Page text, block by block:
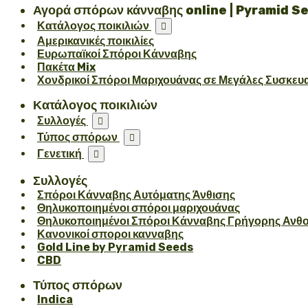
Αγορά σπόρων κάνναβης online | Pyramid
Κατάλογος ποικιλιών 
Αμερικανικές ποικιλίες
Ευρωπαϊκοί Σπόροι Κάνναβης
Πακέτα Mix
Χονδρικοί Σπόροι Μαριχουάνας σε Μεγάλες
Κατάλογος ποικιλιών
Συλλογές 
Τύπος σπόρων 
Γενετική 
Συλλογές
Σπόροι Κάνναβης Αυτόματης Άνθισης
Θηλυκοποιημένοι σπόροι μαριχουάνας
Θηλυκοποιημένοι Σπόροι Κάνναβης Γρήγορης
Κανονικοί σποροι κανναβης
Gold Line by Pyramid Seeds
CBD
Τύπος σπόρων
Indica